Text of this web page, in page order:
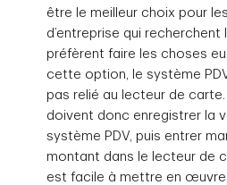
être le meilleur choix pour
d’entreprise qui recherchent
préfèrent faire les choses
cette option, le système
pas relié au lecteur de
doivent donc enregistrer la
système PDV, puis entrer
montant dans le lecteur de
est facile à mettre en